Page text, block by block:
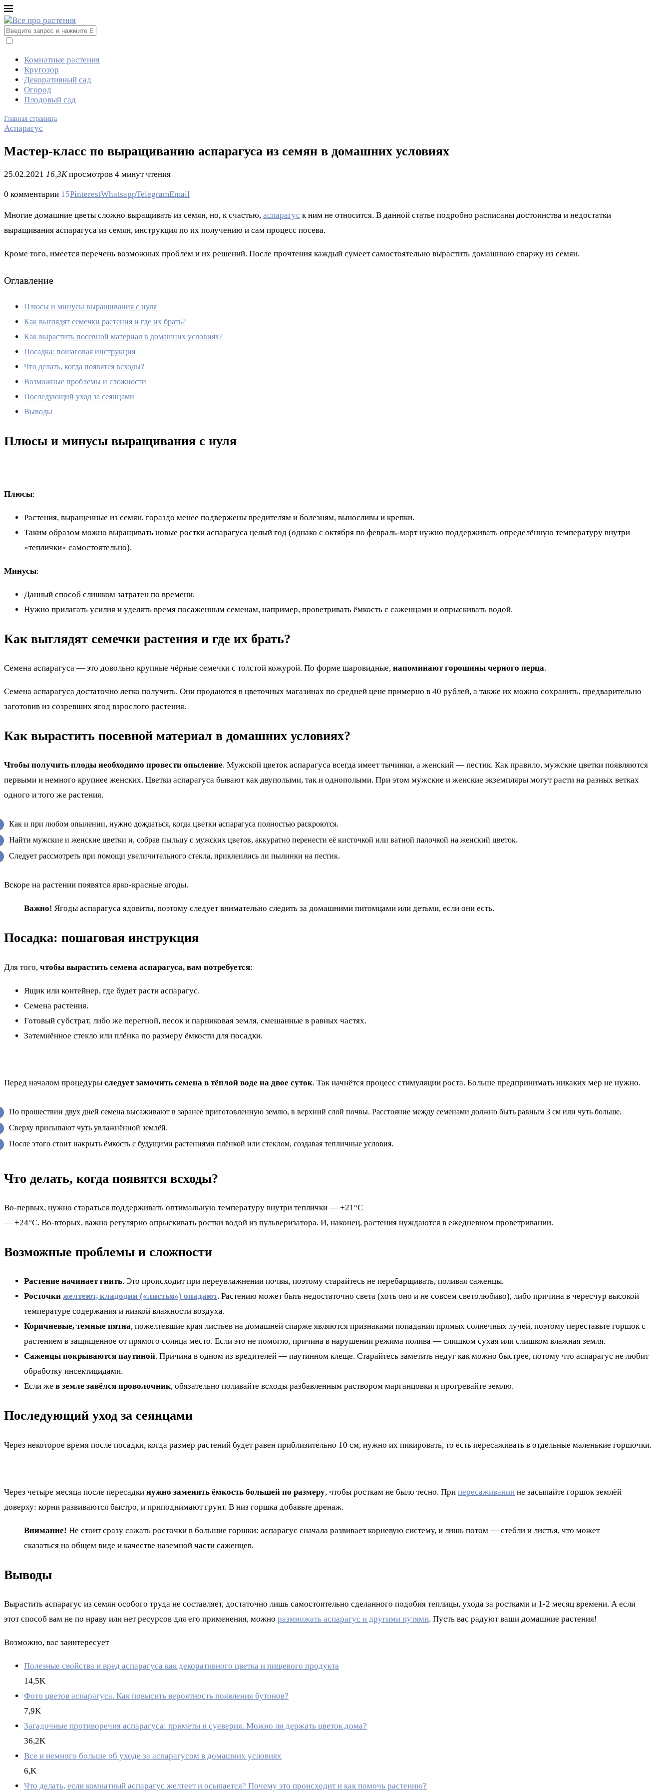
Комнатные растения
Кругозор
Декоративный сад
Огород
Плодовый сад
Главная страница
Аспарагус
Мастер-класс по выращиванию аспарагуса из семян в домашних условиях
25.02.2021 16,3Kпросмотров 4 минут чтения
0 комментарии 15PinterestWhatsappTelegramEmail
Многие домашние цветы сложно выращивать из семян, но, к счастью, аспарагус к ним не относится. В данной статье подробно расписаны достоинства и недостатки
выращивания аспарагуса из семян, инструкция по их получению и сам процесс посева.
Кроме того, имеется перечень возможных проблем и их решений. После прочтения каждый сумеет самостоятельно вырастить домашнюю спаржу из семян.
Оглавление
Плюсы и минусы выращивания с нуля
Как выглядят семечки растения и где их брать?
Как вырастить посевной материал в домашних условиях?
Посадка: пошаговая инструкция
Что делать, когда появятся всходы?
Возможные проблемы и сложности
Последующий уход за сеянцами
Выводы
Плюсы и минусы выращивания с нуля
Плюсы:
Растения, выращенные из семян, гораздо менее подвержены вредителям и болезням, выносливы и крепки.
Таким образом можно выращивать новые ростки аспарагуса целый год (однако с октября по февраль-март нужно поддерживать определённую температуру внутри
«теплички» самостоятельно).
Минусы:
Данный способ слишком затратен по времени.
Нужно прилагать усилия и уделять время посаженным семенам, например, проветривать ёмкость с саженцами и опрыскивать водой.
Как выглядят семечки растения и где их брать?
Семена аспарагуса — это довольно крупные чёрные семечки с толстой кожурой. По форме шаровидные, напоминают горошины черного перца.
Семена аспарагуса достаточно легко получить. Они продаются в цветочных магазинах по средней цене примерно в 40 рублей, а также их можно сохранить, предварительно
заготовив из созревших ягод взрослого растения.
Как вырастить посевной материал в домашних условиях?
Чтобы получить плоды необходимо провести опыление. Мужской цветок аспарагуса всегда имеет тычинки, а женский — пестик. Как правило, мужские цветки появляются
первыми и немного крупнее женских. Цветки аспарагуса бывают как двуполыми, так и однополыми. При этом мужские и женские экземпляры могут расти на разных ветках
одного и того же растения.
Как и при любом опылении, нужно дождаться, когда цветки аспарагуса полностью раскроются.
Найти мужские и женские цветки и, собрав пыльцу с мужских цветов, аккуратно перенести её кисточкой или ватной палочкой на женский цветок.
Следует рассмотреть при помощи увеличительного стекла, приклеились ли пылинки на пестик.
Вскоре на растении появятся ярко-красные ягоды.
Важно! Ягоды аспарагуса ядовиты, поэтому следует внимательно следить за домашними питомцами или детьми, если они есть.
Посадка: пошаговая инструкция
Для того, чтобы вырастить семена аспарагуса, вам потребуется:
Ящик или контейнер, где будет расти аспарагус.
Семена растения.
Готовый субстрат, либо же перегной, песок и парниковая земля, смешанные в равных частях.
Затемнённое стекло или плёнка по размеру ёмкости для посадки.
Перед началом процедуры следует замочить семена в тёплой воде на двое суток. Так начнётся процесс стимуляции роста. Больше предпринимать никаких мер не нужно.
По прошествии двух дней семена высаживают в заранее приготовленную землю, в верхний слой почвы. Расстояние между семенами должно быть равным 3 см или чуть больше.
Сверху присыпают чуть увлажнённой землёй.
После этого стоит накрыть ёмкость с будущими растениями плёнкой или стеклом, создавая тепличные условия.
Что делать, когда появятся всходы?
Во-первых, нужно стараться поддерживать оптимальную температуру внутри теплички — +21°С
— +24°С. Во-вторых, важно регулярно опрыскивать ростки водой из пульверизатора. И, наконец, растения нуждаются в ежедневном проветривании.
Возможные проблемы и сложности
Растение начинает гнить. Это происходит при переувлажнении почвы, поэтому старайтесь не перебарщивать, поливая саженцы.
Росточки желтеют, кладодии («листья») опадают. Растению может быть недостаточно света (хоть оно и не совсем светолюбиво), либо причина в чересчур высокой
температуре содержания и низкой влажности воздуха.
Коричневые, темные пятна, пожелтевшие края листьев на домашней спарже являются признаками попадания прямых солнечных лучей, поэтому переставьте горшок с
растением в защищенное от прямого солнца место. Если это не помогло, причина в нарушении режима полива — слишком сухая или слишком влажная земля.
Саженцы покрываются паутиной. Причина в одном из вредителей — паутинном клеще. Старайтесь заметить недуг как можно быстрее, потому что аспарагус не любит
обработку инсектицидами.
Если же в земле завёлся проволочник, обязательно поливайте всходы разбавленным раствором марганцовки и прогревайте землю.
Последующий уход за сеянцами
Через некоторое время после посадки, когда размер растений будет равен приблизительно 10 см, нужно их пикировать, то есть пересаживать в отдельные маленькие горшочки.
Через четыре месяца после пересадки нужно заменить ёмкость большей по размеру, чтобы росткам не было тесно. При пересаживании не засыпайте горшок землёй
доверху: корни развиваются быстро, и приподнимают грунт. В низ горшка добавьте дренаж.
Внимание! Не стоит сразу сажать росточки в большие горшки: аспарагус сначала развивает корневую систему, и лишь потом — стебли и листья, что может
сказаться на общем виде и качестве наземной части саженцев.
Выводы
Вырастить аспарагус из семян особого труда не составляет, достаточно лишь самостоятельно сделанного подобия теплицы, ухода за ростками и 1-2 месяц времени. А если
этот способ вам не по нраву или нет ресурсов для его применения, можно размножать аспарагус и другими путями. Пусть вас радуют ваши домашние растения!
Возможно, вас заинтересует
Полезные свойства и вред аспарагуса как декоративного цветка и пищевого продукта
14,5K
Фото цветов аспарагуса. Как повысить вероятность появления бутонов?
7,9K
Загадочные противоречия аспарагуса: приметы и суеверия. Можно ли держать цветок дома?
36,2K
Все и немного больше об уходе за аспарагусом в домашних условиях
6,K
Что делать, если комнатный аспарагус желтеет и осыпается? Почему это происходит и как помочь растению?